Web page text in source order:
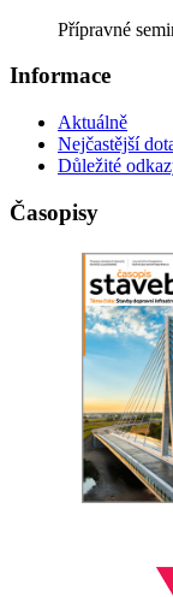
Přípravné
Informace
Aktuálně
Nejčastější
Důležité
Časopisy